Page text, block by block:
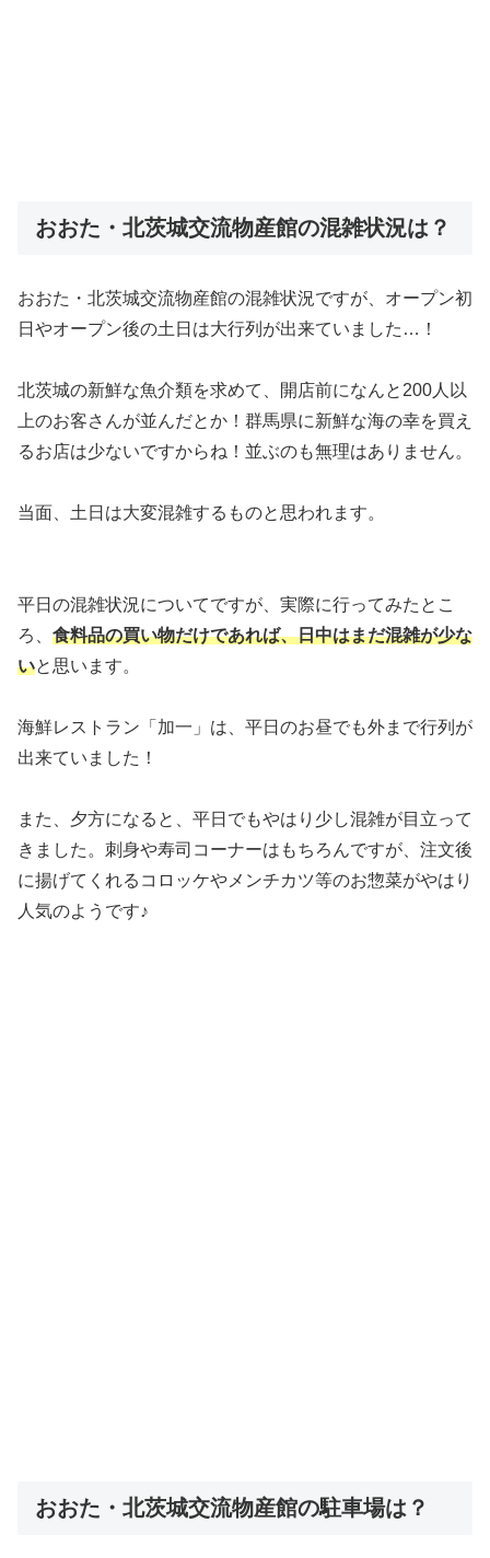
おおた・北茨城交流物産館の混雑状況は？
おおた・北茨城交流物産館の混雑状況ですが、オープン初
日やオープン後の土日は大行列が出来ていました…！
北茨城の新鮮な魚介類を求めて、開店前になんと200人以
上のお客さんが並んだとか！群馬県に新鮮な海の幸を買え
るお店は少ないですからね！並ぶのも無理はありません。
当面、土日は大変混雑するものと思われます。
平日の混雑状況についてですが、実際に行ってみたとこ
ろ、 食料品の買い物だけであれば、日中はまだ混雑が少な
いと思います。
海鮮レストラン「加一」は、平日のお昼でも外まで行列が
出来ていました！
また、夕方になると、平日でもやはり少し混雑が目立って
きました。刺身や寿司コーナーはもちろんですが、注文後
に揚げてくれるコロッケやメンチカツ等のお惣菜がやはり
人気のようです♪
おおた・北茨城交流物産館の駐車場は？